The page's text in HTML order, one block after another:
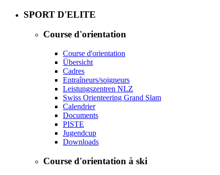
SPORT D'ELITE
Course d'orientation
Course d'orientation
Übersicht
Cadres
Entraîneurs/soigneurs
Leistungszentren NLZ
Swiss Orienteering Grand Slam
Calendrier
Documents
PISTE
Jugendcup
Downloads
Course d'orientation à ski